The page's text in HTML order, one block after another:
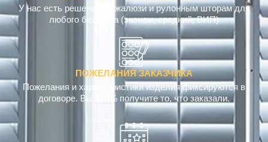
У нас есть решения по жалюзи и рулонным шторам для
любого бюджета (эконом, средний, ВИП)
ПОЖЕЛАНИЯ ЗАКАЗЧИКА
Пожелания и характеристики изделия фиксируются в
договоре. Вы 100% получите то, что заказали.